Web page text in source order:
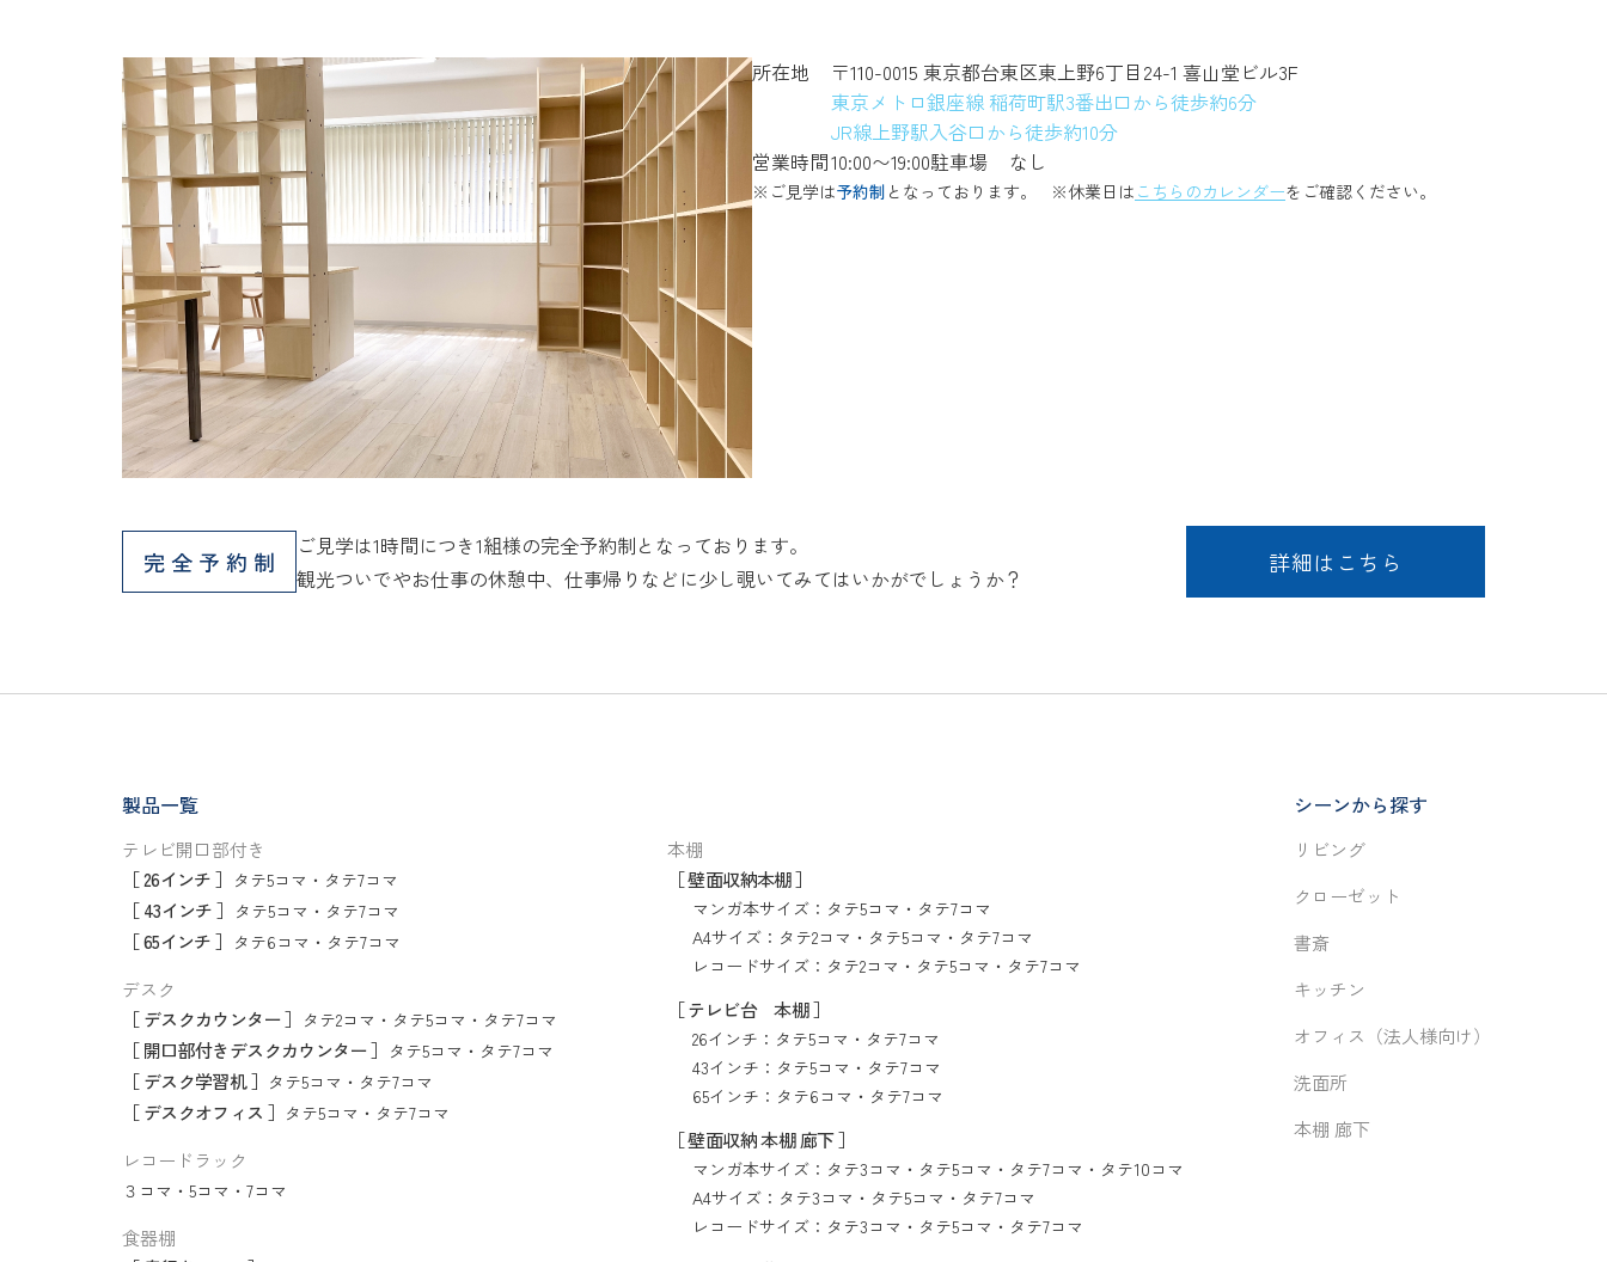
所在地
〒110-0015 東京都台東区東上野6丁目24-1 喜山堂ビル3F
東京メトロ銀座線 稲荷町駅3番出口から徒歩約6分
JR線上野駅入谷口から徒歩約10分
営業時間10:00〜19:00駐車場 なし
※ご見学は予約制 となっております。 ※休業日は こちらのカレンダーをご確認ください。
完全予約制
ご見学は1時間につき1組様の完全予約制となっております。
観光ついでやお仕事の休憩中、仕事帰りなどに少し覗いてみてはいかがでしょうか？
詳細はこちら
製品一覧
テレビ開口部付き
［ 26インチ ］ タテ5コマ ・ タテ7コマ
［ 43インチ ］ タテ5コマ ・ タテ7コマ
［ 65インチ ］ タテ6コマ ・ タテ7コマ
デスク
［ デスクカウンター ］ タテ2コマ ・ タテ5コマ ・ タテ7コマ
［ 開口部付きデスクカウンター ］ タテ5コマ ・ タテ7コマ
［ デスク学習机 ］ タテ5コマ ・ タテ7コマ
［ デスクオフィス ］ タテ5コマ ・ タテ7コマ
レコードラック
３コマ ・ 5コマ ・ 7コマ
食器棚
本棚
［ 壁面収納本棚 ］
マンガ本サイズ： タテ5コマ ・ タテ7コマ
A4サイズ： タテ2コマ ・ タテ5コマ ・ タテ7コマ
レコードサイズ： タテ2コマ ・ タテ5コマ ・ タテ7コマ
［ テレビ台 本棚 ］
26インチ： タテ5コマ ・ タテ7コマ
43インチ： タテ5コマ ・ タテ7コマ
65インチ： タテ6コマ ・ タテ7コマ
［ 壁面収納 本棚 廊下 ］
マンガ本サイズ： タテ3コマ ・ タテ5コマ ・ タテ7コマ ・ タテ10コマ
A4サイズ： タテ3コマ ・ タテ5コマ ・ タテ7コマ
レコードサイズ： タテ3コマ ・ タテ5コマ ・ タテ7コマ
シーンから探す
リビング
クローゼット
書斎
キッチン
オフィス（法人様向け）
洗面所
本棚 廊下